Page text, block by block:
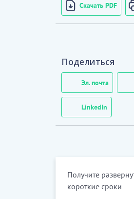
Скачать PDF
Поделиться
Эл. почта
LinkedIn
Получите
короткие сроки